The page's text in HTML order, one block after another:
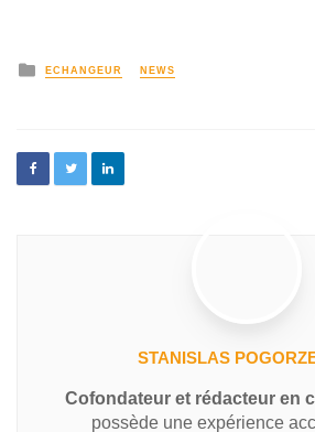
ECHANGEUR NEWS
STANISLAS
Cofondateur et rédacteur en
possède une expérience